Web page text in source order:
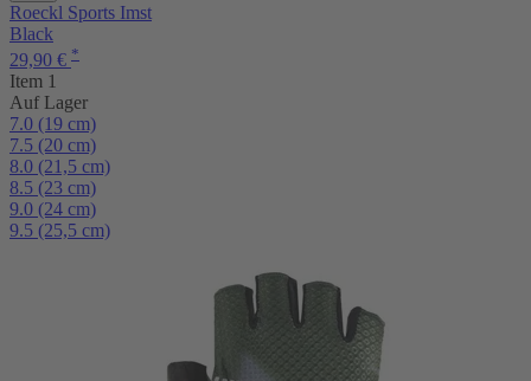
Roeckl Sports Imst
Black
29,90 € *
Item 1
Auf Lager
7.0 (19 cm)
7.5 (20 cm)
8.0 (21,5 cm)
8.5 (23 cm)
9.0 (24 cm)
9.5 (25,5 cm)